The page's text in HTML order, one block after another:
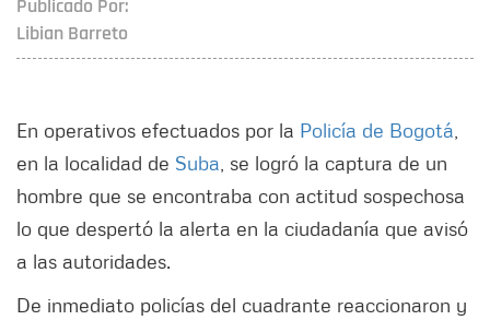
Publicado Por:
Libian Barreto
En operativos efectuados por la Policía de Bogotá
en la localidad de Suba , se logró la captura de un
hombre que se encontraba con actitud sospechosa
lo que despertó la alerta en la ciudadanía que avisó
a las autoridades.
De inmediato policías del cuadrante reaccionaron y